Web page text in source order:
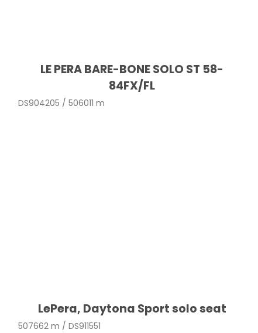
LE PERA BARE-BONE SOLO ST 58-
84FX/FL
DS904205 / 506011 m
LePera, Daytona Sport solo seat
507662 m / DS911551